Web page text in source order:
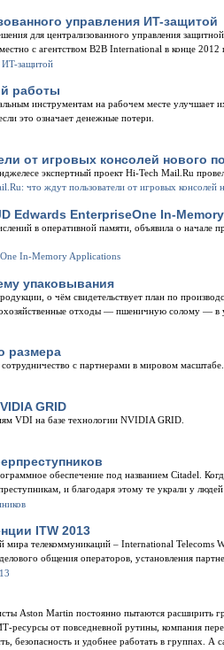
управления ИT-защитой
для централизованного управления
с агентством B2B International в конце 2012
работы
инструментам на рабочем месте улучшает
это означает денежные потери.
от игровых консолей нового
экспертный проект Hi-Tech Mail.Ru
Edwards EnterpriseOne In-
в оперативной памяти, объявила о начале
упаковывания
о чём свидетельствует план по
отходы — пшеничную солому — в
размера
с партнерами в мировом масштабе.
GRID
VDI на базе технологии NVIDIA GRID.
обеспечение под названием Citadel.
и благодаря этому те украли у
ITW 2013
телекоммуникаций – International Telecoms
общения операторов, установления
Aston Martin постоянно пытаются расширить
ресурсы от повседневной рутины, компания
безопасность и удобнее работать в группах. А